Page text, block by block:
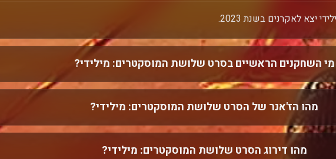
יצא לאקרנים בשנת 2023.
מי השחקנים הראשיים בסרט שלושת המוסקטרים: מילידי?
מהו הז'אנר של הסרט שלושת המוסקטרים: מילידי?
מהו דירוג הסרט שלושת המוסקטרים: מילידי?